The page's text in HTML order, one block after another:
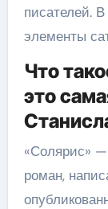
писателей.
элементы
Что
это
«Солярис»
роман,